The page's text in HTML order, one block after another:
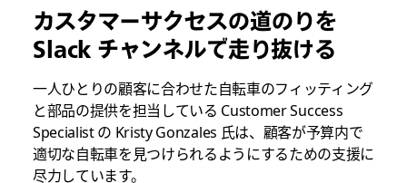
カスタマーサクセスの道のりを
Slack チャンネルで走り抜ける
一人ひとりの顧客に合わせた自転車のフィッティング
と部品の提供を担当している Customer Success
Specialist の Kristy Gonzales 氏は、顧客が予算内で
適切な自転車を見つけられるようにするための支援に
尽力しています。